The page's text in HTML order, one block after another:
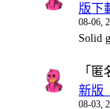
版下
08-06,
Solid
「 匿
新版
08-03,